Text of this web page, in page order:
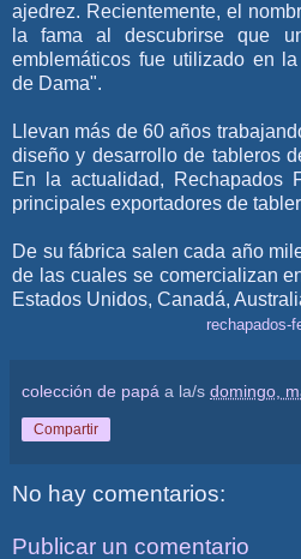
ajedrez. Recientemente, el
la fama al descubrirse que
emblemáticos fue utilizado en
de Dama".
Llevan más de 60 años
diseño y desarrollo de tableros
En la actualidad, Rechapados
principales exportadores de
De su fábrica salen cada año
de las cuales se comercializan
Estados Unidos, Canadá,
rechapados-
colección de papá a la/s domingo,
Compartir
No hay comentarios:
Publicar un comentario